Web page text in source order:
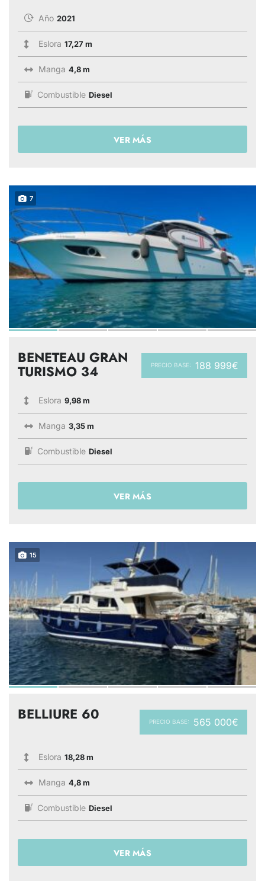
Año 2021
Eslora 17,27 m
Manga 4,8 m
Combustible Diesel
VER MÁS
7
PRECIO BASE: 188 999€
BENETEAU GRAN
TURISMO 34
Eslora 9,98 m
Manga 3,35 m
Combustible Diesel
VER MÁS
15
PRECIO BASE: 565 000€
BELLIURE 60
Eslora 18,28 m
Manga 4,8 m
Combustible Diesel
VER MÁS